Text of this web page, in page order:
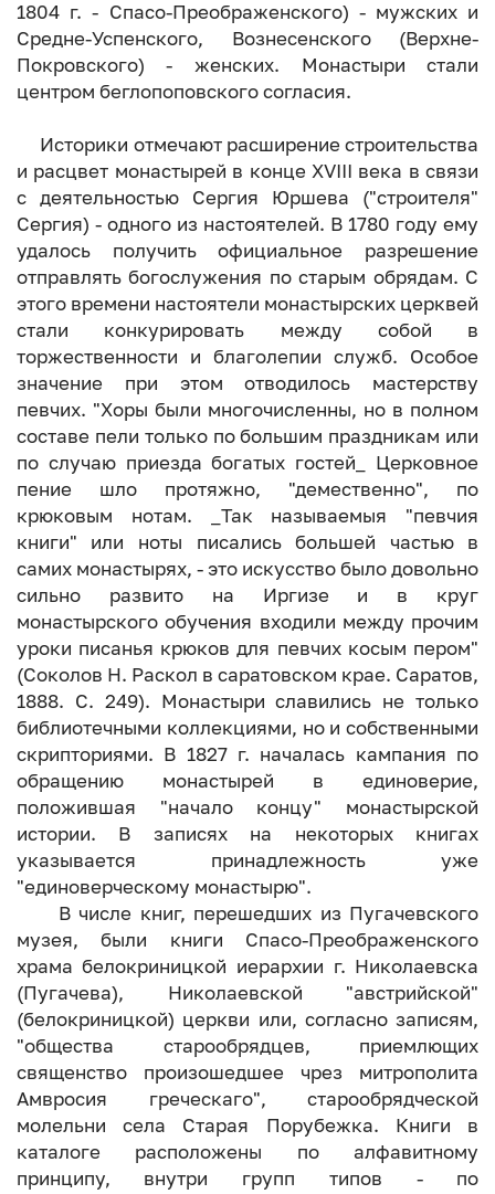
1804 г. - Спасо-Преображенского) - мужских и
Средне-Успенского, Вознесенского (Верхне-
Покровского) - женских. Монастыри стали
центром беглопоповского согласия.
Историки отмечают расширение строительства
и расцвет монастырей в конце XVIII века в связи
с деятельностью Сергия Юршева ("строителя"
Сергия) - одного из настоятелей. В 1780 году ему
удалось получить официальное разрешение
отправлять богослужения по старым обрядам. С
этого времени настоятели монастырских церквей
стали конкурировать между собой в
торжественности и благолепии служб. Особое
значение при этом отводилось мастерству
певчих. "Хоры были многочисленны, но в полном
составе пели только по большим праздникам или
по случаю приезда богатых гостей_ Церковное
пение шло протяжно, "демественно", по
крюковым нотам. _Так называемыя "певчия
книги" или ноты писались большей частью в
самих монастырях, - это искусство было довольно
сильно развито на Иргизе и в круг
монастырского обучения входили между прочим
уроки писанья крюков для певчих косым пером"
(Соколов Н. Раскол в саратовском крае. Саратов,
1888. С. 249). Монастыри славились не только
библиотечными коллекциями, но и собственными
скрипториями. В 1827 г. началась кампания по
обращению монастырей в единоверие,
положившая "начало концу" монастырской
истории. В записях на некоторых книгах
указывается принадлежность уже
"единоверческому монастырю".
В числе книг, перешедших из Пугачевского
музея, были книги Спасо-Преображенского
храма белокриницкой иерархии г. Николаевска
(Пугачева), Николаевской "австрийской"
(белокриницкой) церкви или, согласно записям,
"общества старообрядцев, приемлющих
священство произошедшее чрез митрополита
Амвросия греческаго", старообрядческой
молельни села Старая Порубежка. Книги в
каталоге расположены по алфавитному
принципу, внутри групп типов - по